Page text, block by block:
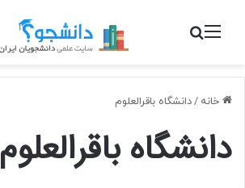
منو جستجو برای
خانه /دانشگاه باقرالعلوم
دانشگاه باقرالعلوم